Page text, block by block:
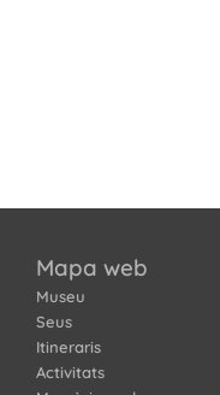
Mapa web
Museu
Seus
Itineraris
Activitats